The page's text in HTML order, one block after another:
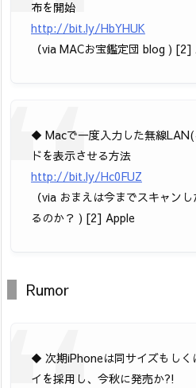
布を開始
http://bit.ly/HbYHUK
（via MACお宝鑑定団 blog ) [2]
◆ Macで一度入力した無線
ドを表示させる方法
http://bit.ly/Hc0FUZ
（via おまえは今までスキャン
るのか？ ) [2] Apple
Rumor
◆ 次期iPhoneは同サイズもしく
イを採用し、今秋に発売か?!